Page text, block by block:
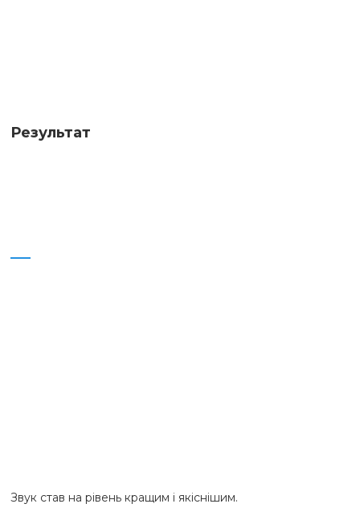
Результат
Звук став на рівень кращим і якіснішим.